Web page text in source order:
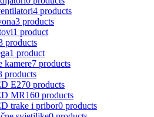
4 products
3 products
1 product
products
1 product
kamere7 products
products
E270 products
MR160 products
trake i pribor0 products